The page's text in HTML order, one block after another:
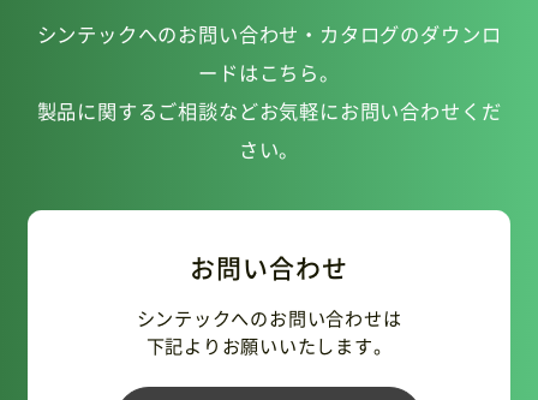
シンテックへのお問い合わせ・カタログのダウンロ
ードはこちら。
製品に関するご相談などお気軽にお問い合わせくだ
さい。
お問い合わせ
シンテックへのお問い合わせは
下記よりお願いいたします。